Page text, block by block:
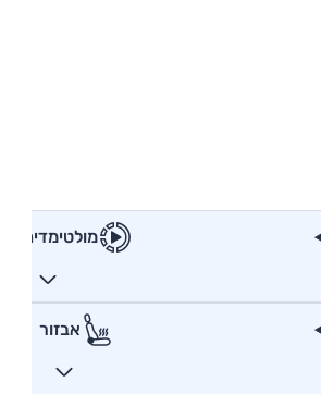
מולטימדיה
אבזור